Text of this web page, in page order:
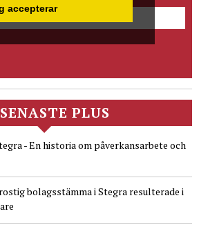
accepterar
SENASTE PLUS
- En historia om påverkansarbete och
bolagsstämma i Stegra resulterade i